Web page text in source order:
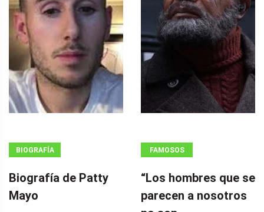
BIOGRAFÍA
Biografía de Patty
Mayo
FAMOSOS
“Los hombres que se
parecen a nosotros